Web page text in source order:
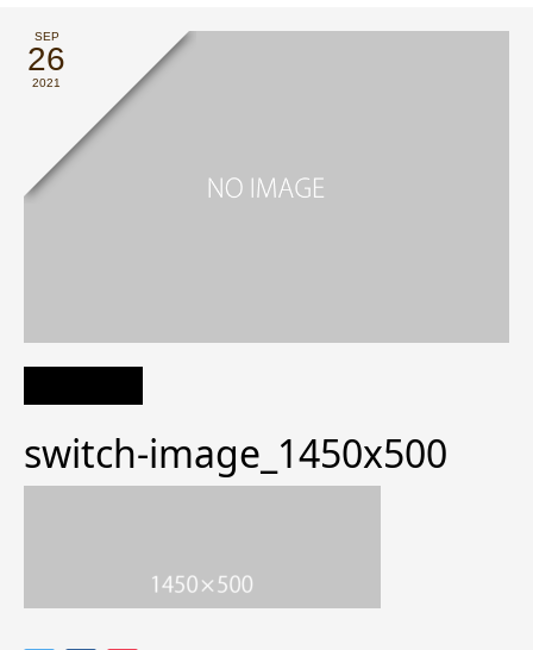
SEP
26
2021
switch-image_1450x500